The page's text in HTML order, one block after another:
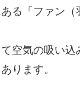
る「ファン（
空気の吸い
ります。